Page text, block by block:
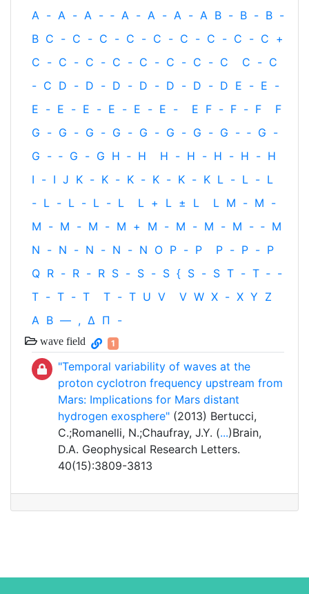
A - A - A - ‐ A - A - A - A B - B - B -
B C - C - C - C - C - C - C - C - C +
C - C - C - C - C - C - C - C C - C
- C D - D - D - D - D - D - D E - E -
E - E - E - E - E - E - E F - F - F
F
G - G - G - G - G - G - G - G - ‐ G -
G - ‐ G - G H ‐ H H - H - H - H - H
I - I J K - K - K - K - K - K L - L - L
- L - L - L - L L + L ± L L M - M -
M - M - M - M + M - M - M - M - ‐ M
N - N - N - N - N O P - P P - P - P
Q R - R - R S - S - S { S - S T - T ‐ -
T - T - T T - T U V V W X - X Y Z
Α Β — , Δ Π -
wave field 1
"Temporal variability of waves at the
proton cyclotron frequency upstream from
Mars: Implications for Mars distant
hydrogen exosphere" (2013) Bertucci,
C.;Romanelli, N.;Chaufray, J.Y. (...)Brain,
D.A. Geophysical Research Letters.
40(15):3809-3813